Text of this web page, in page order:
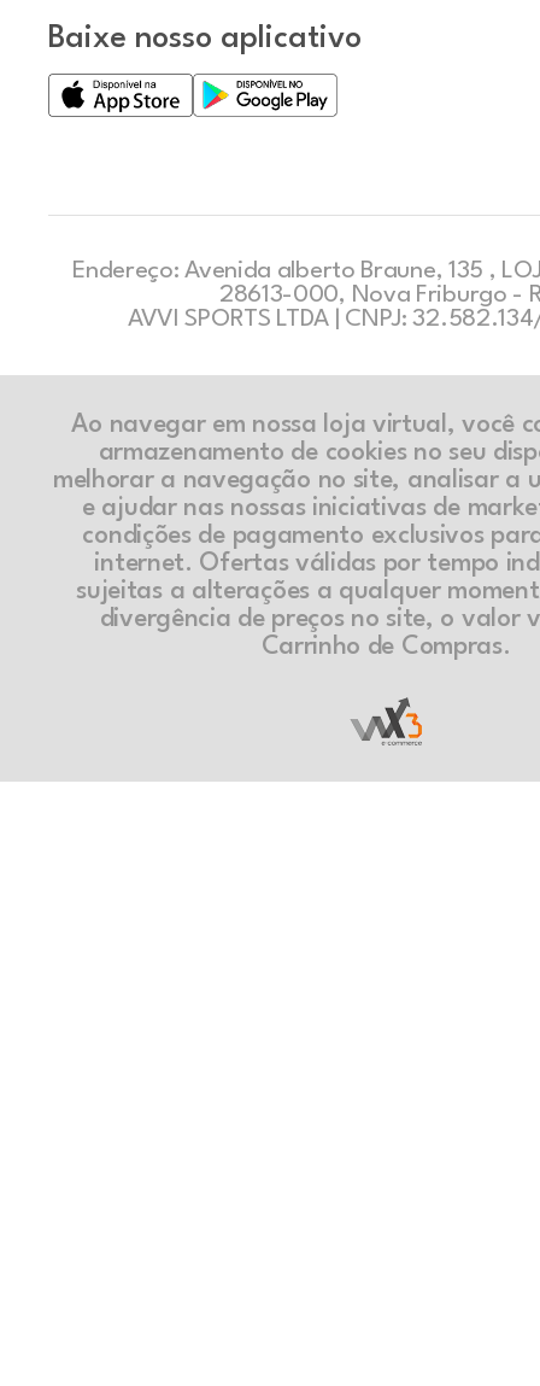
Baixe nosso aplicativo
Endereço: Avenida alberto Braune, 135 ,
28613-000, Nova Friburgo -
AVVI SPORTS LTDA | CNPJ:
Ao navegar em nossa loja virtual, você
armazenamento de cookies no seu
melhorar a navegação no site, analisar a
e ajudar nas nossas iniciativas de
condições de pagamento exclusivos
internet. Ofertas válidas por tempo
sujeitas a alterações a qualquer
divergência de preços no site, o valor
Carrinho de Compras.